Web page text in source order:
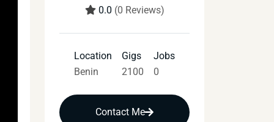
0.0 (0 Reviews)
Location
Benin
Gigs
2100
Jobs
0
Contact Me